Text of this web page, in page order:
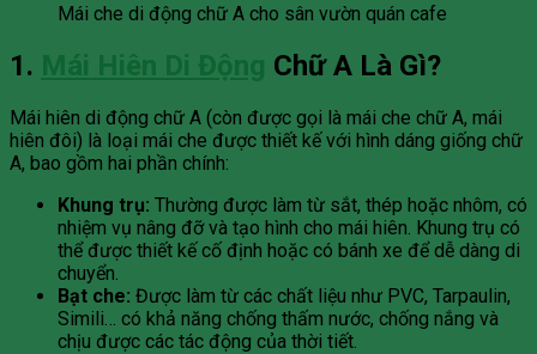
Mái che di động chữ A cho sân vườn quán cafe
1. Mái Hiên Di Động Chữ A Là Gì?
Mái hiên di động chữ A (còn được gọi là mái che chữ A, mái
hiên đôi) là loại mái che được thiết kế với hình dáng giống chữ
A, bao gồm hai phần chính:
Khung trụ: Thường được làm từ sắt, thép hoặc nhôm, có
nhiệm vụ nâng đỡ và tạo hình cho mái hiên. Khung trụ có
thể được thiết kế cố định hoặc có bánh xe để dễ dàng di
chuyển.
Bạt che: Được làm từ các chất liệu như PVC, Tarpaulin,
Simili… có khả năng chống thấm nước, chống nắng và
chịu được các tác động của thời tiết.